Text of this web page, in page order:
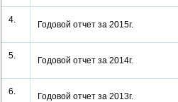
4. Годовой отчет за 2015г.
5. Годовой отчет за 2014г.
6. Годовой отчет за 2013г.